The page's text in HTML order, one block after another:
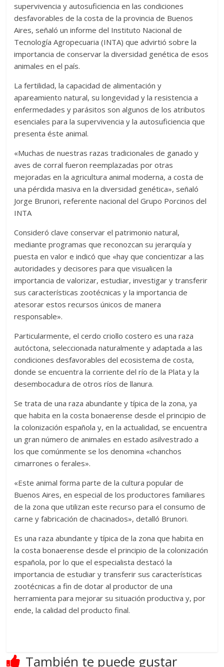
supervivencia y autosuficiencia en las condiciones
desfavorables de la costa de la provincia de Buenos
Aires, señaló un informe del Instituto Nacional de
Tecnología Agropecuaria (INTA) que advirtió sobre la
importancia de conservar la diversidad genética de esos
animales en el país.
La fertilidad, la capacidad de alimentación y
apareamiento natural, su longevidad y la resistencia a
enfermedades y parásitos son algunos de los atributos
esenciales para la supervivencia y la autosuficiencia que
presenta éste animal.
«Muchas de nuestras razas tradicionales de ganado y
aves de corral fueron reemplazadas por otras
mejoradas en la agricultura animal moderna, a costa de
una pérdida masiva en la diversidad genética», señaló
Jorge Brunori, referente nacional del Grupo Porcinos del
INTA
Consideró clave conservar el patrimonio natural,
mediante programas que reconozcan su jerarquía y
puesta en valor e indicó que «hay que concientizar a las
autoridades y decisores para que visualicen la
importancia de valorizar, estudiar, investigar y transferir
sus características zootécnicas y la importancia de
atesorar estos recursos únicos de manera
responsable».
Particularmente, el cerdo criollo costero es una raza
autóctona, seleccionada naturalmente y adaptada a las
condiciones desfavorables del ecosistema de costa,
donde se encuentra la corriente del río de la Plata y la
desembocadura de otros ríos de llanura.
Se trata de una raza abundante y típica de la zona, ya
que habita en la costa bonaerense desde el principio de
la colonización española y, en la actualidad, se encuentra
un gran número de animales en estado asilvestrado a
los que comúnmente se los denomina «chanchos
cimarrones o ferales».
«Este animal forma parte de la cultura popular de
Buenos Aires, en especial de los productores familiares
de la zona que utilizan este recurso para el consumo de
carne y fabricación de chacinados», detalló Brunori.
Es una raza abundante y típica de la zona que habita en
la costa bonaerense desde el principio de la colonización
española, por lo que el especialista destacó la
importancia de estudiar y transferir sus características
zootécnicas a fin de dotar al productor de una
herramienta para mejorar su situación productiva y, por
ende, la calidad del producto final.
También te puede gustar